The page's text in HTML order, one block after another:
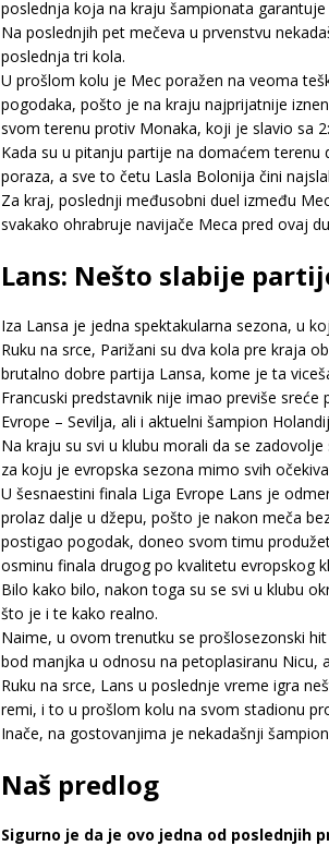
poslednja koja na kraju šampionata
Na poslednjih pet mečeva u prvenstvu
poslednja tri kola.
U prošlom kolu je Mec poražen na veoma
pogodaka, pošto je na kraju najprijatnije
svom terenu protiv Monaka, koji je slavio sa
Kada su u pitanju partije na domaćem
poraza, a sve to četu Lasla Bolonija čini
Za kraj, poslednji međusobni duel između
svakako ohrabruje navijače Meca pred ovaj
Lans: Nešto slabije
Iza Lansa je jedna spektakularna sezona, u
Ruku na srce, Parižani su dva kola pre kraja
brutalno dobre partija Lansa, kome je ta
Francuski predstavnik nije imao previše
Evrope – Sevilja, ali i aktuelni šampion
Na kraju su svi u klubu morali da se
za koju je evropska sezona mimo svih
U šesnaestini finala Liga Evrope Lans je
prolaz dalje u džepu, pošto je nakon meča
postigao pogodak, doneo svom timu
osminu finala drugog po kvalitetu evropskog
Bilo kako bilo, nakon toga su se svi u klubu
što je i te kako realno.
Naime, u ovom trenutku se prošlosezonski
bod manjka u odnosu na petoplasiranu Nicu,
Ruku na srce, Lans u poslednje vreme igra
remi, i to u prošlom kolu na svom stadionu
Inače, na gostovanjima je nekadašnji
Naš predlog
Sigurno je da je ovo jedna od poslednjih